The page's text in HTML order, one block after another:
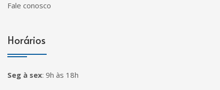
Fale conosco
Horários
Seg à sex: 9h às 18h